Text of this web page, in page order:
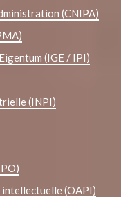
(CNIPA)
(IGE / IPI)
(INPI)
(OAPI)